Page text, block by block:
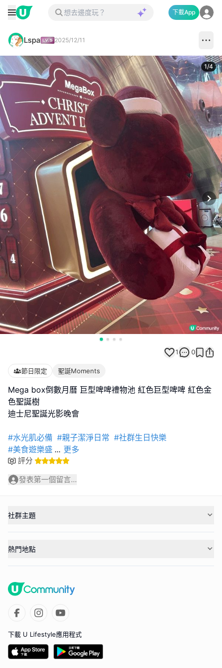
下載App
Lspa 2025/12/11
1/4
1 0
節日限定 聖誕Moments
Mega box倒數月曆 巨型啤啤禮物池 紅色巨型啤啤 紅色金
色聖誕樹
迪士尼聖誕光影晚會
#水光肌必備 #親子潔淨日常 #社群生日快樂
#美食遊樂盛 ... 更多
評分
發表第一個留言...
社群主題
熱門地點
下載 U Lifestyle應用程式